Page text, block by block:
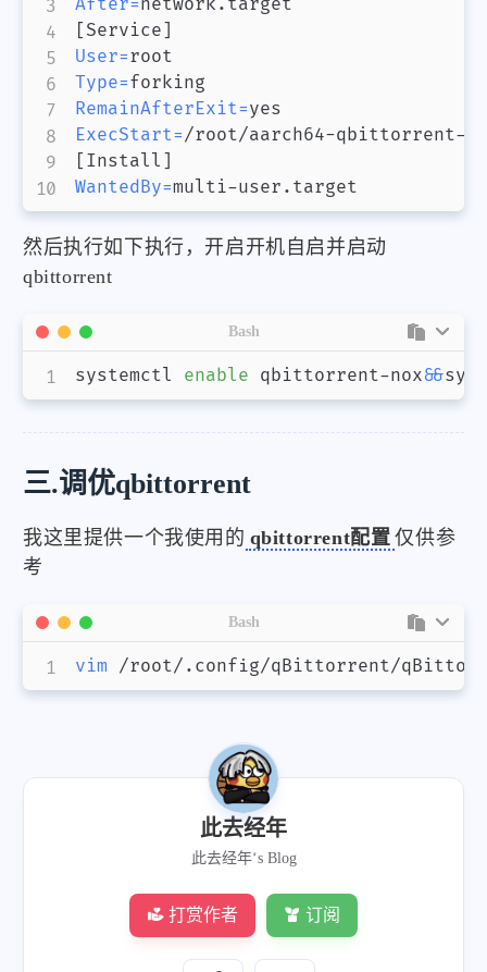
[Service]
User=
Type=
RemainAfterExit=
ExecStart=/root/aarch64-qbittorrent-
[Install ]
WantedBy=multi-user.target
然后执行如下执行，开启开机自启并启动
qbittorrent
systemctl enable qbittorrent-nox&&
Bash
三.调优qbittorrent
我这里提供一个我使用的 qbittorrent配置 仅供参
考
vim /root/.config/qBittorrent/
Bash
此去经年
此去经年‘s Blog
打赏作者 订阅